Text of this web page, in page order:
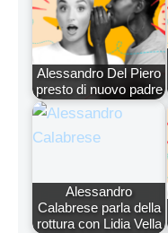
Alessandro Del Piero
presto di nuovo padre
Alessandro
Calabrese parla della
rottura con Lidia Vella